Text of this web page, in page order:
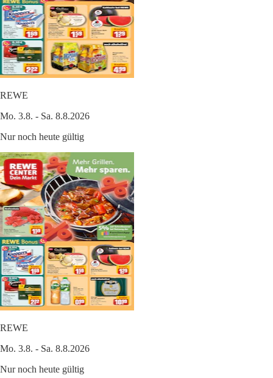
REWE
Mo. 3.8. - Sa. 8.8.2026
Nur noch heute gültig
REWE
Mo. 3.8. - Sa. 8.8.2026
Nur noch heute gültig